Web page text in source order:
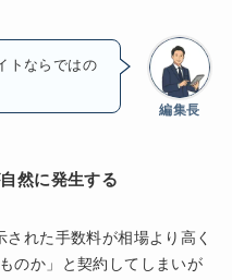
編集長
トならではの
然に発生する
れた手数料が相場より高く
のか」と契約してしまいが